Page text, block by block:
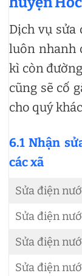
Dịch vụ sửa
luôn nhanh
kì còn
cũng sẽ cố
cho quý
6.1 Nhận
các xã
Sửa điện
Sửa điện
Sửa điện
Sửa điện